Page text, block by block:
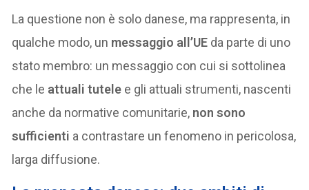
La questione non è solo danese, ma rappresenta, in
qualche modo, un messaggio all’UE da parte di uno
stato membro: un messaggio con cui si sottolinea
che le attuali tutele e gli attuali strumenti, nascenti
anche da normative comunitarie, non sono
sufficienti a contrastare un fenomeno in pericolosa,
larga diffusione.